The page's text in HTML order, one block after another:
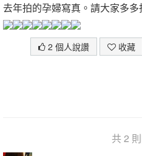
去年拍的孕婦寫真。請大家多多
2 個人說讚 收藏
共 2